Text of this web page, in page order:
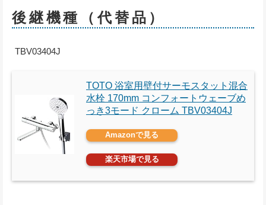
後継機種（代替品）
TBV03404J
TOTO 浴室用壁付サーモスタット混合
水栓 170mm コンフォートウェーブめ
っき3モード クローム TBV03404J
Amazonで見る
楽天市場で見る